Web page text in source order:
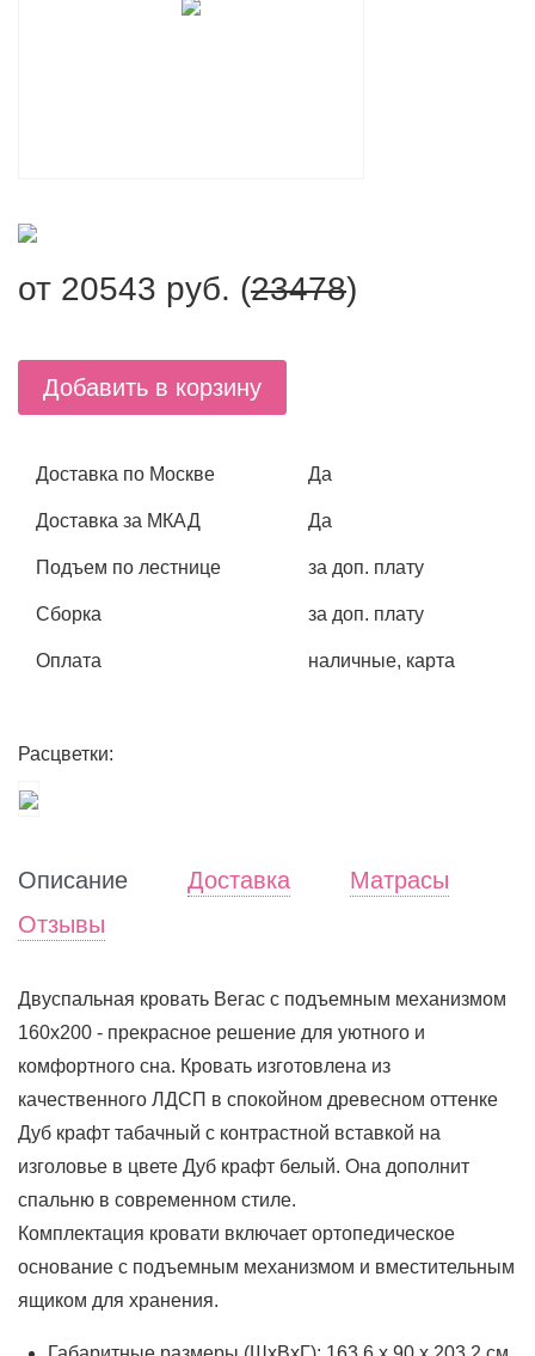
от 20543 руб. (23478)
Добавить в корзину
Доставка по Москве Да
Доставка за МКАД Да
Подъем по лестнице за доп. плату
Сборка за доп. плату
Оплата наличные, карта
Расцветки:
Описание Доставка
Матрасы
Отзывы
Двуспальная кровать Вегас с подъемным механизмом
160х200 - прекрасное решение для уютного и
комфортного сна. Кровать изготовлена из
качественного ЛДСП в спокойном древесном оттенке
Дуб крафт табачный с контрастной вставкой на
изголовье в цвете Дуб крафт белый. Она дополнит
спальню в современном стиле.
Комплектация кровати включает ортопедическое
основание с подъемным механизмом и вместительным
ящиком для хранения.